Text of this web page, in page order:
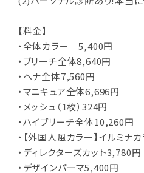
【料金】
・全体カラー 5,400円
・ブリーチ全体8,640円
・ヘナ全体7,560円
・マニキュア全体6,696円
・メッシュ（1枚）324円
・ハイブリーチ全体10,260円
・【外国人風カラー】イルミナ
・ディレクターズカット3,780円
・デザインパーマ5,400円